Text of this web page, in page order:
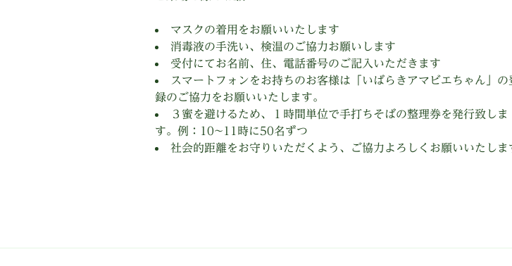
マスクの着用をお願いいたします
消毒液の手洗い、検温のご協力お願いします
受付にてお名前、住、電話番号のご記入いただきます
スマートフォンをお持ちのお客様は「いばらきアマビエちゃん」の
録のご協力をお願いいたします。
３蜜を避けるため、１時間単位で手打ちそばの整理券を発行致しま
す。例：10~11時に50名ずつ
社会的距離をお守りいただくよう、ご協力よろしくお願いいたしま